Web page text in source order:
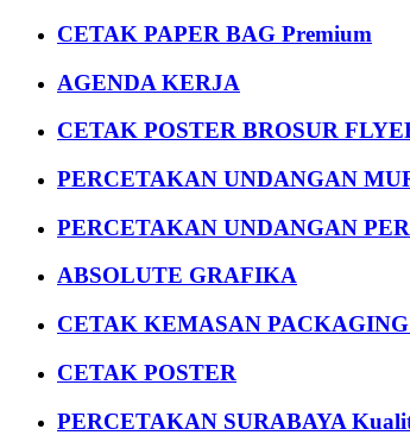
CETAK PAPER BAG Premium
AGENDA KERJA
CETAK POSTER BROSUR
PERCETAKAN UNDANGAN
PERCETAKAN UNDANGAN
ABSOLUTE GRAFIKA
CETAK KEMASAN PACKAGING
CETAK POSTER
PERCETAKAN SURABAYA